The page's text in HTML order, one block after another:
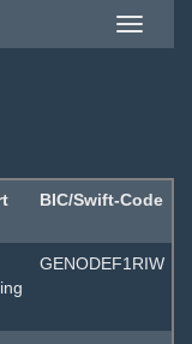
Toggle
BIC/Swift-Code
GENODEF1RIW